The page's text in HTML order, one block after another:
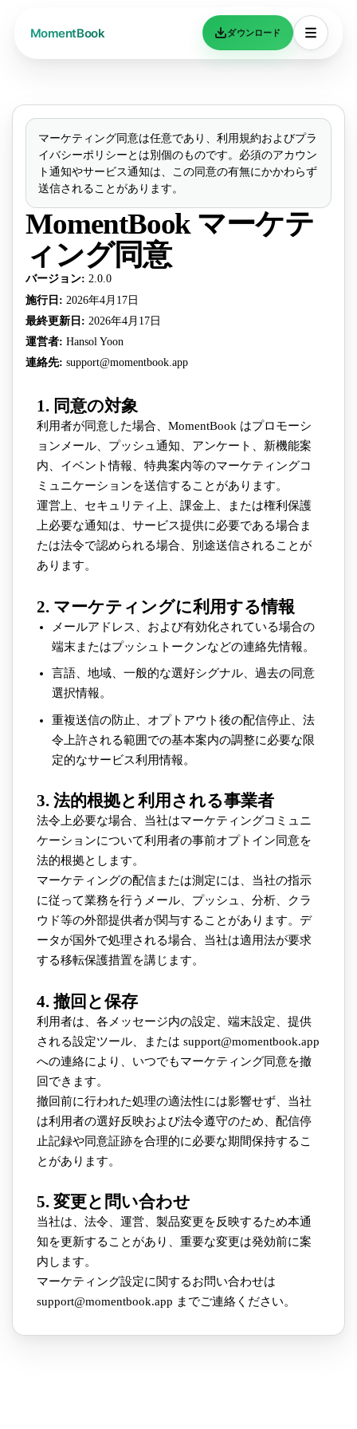
ダウンロード
マーケティング同意は任意であり、利用規約およびプラ
イバシーポリシーとは別個のものです。必須のアカウン
ト通知やサービス通知は、この同意の有無にかかわらず
送信されることがあります。
MomentBook マーケテ
ィング同意
バージョン: 2.0.0
施行日 : 2026年4月17日
最終更新日 : 2026年4月17日
運営者: Hansol Yoon
連絡先: support@momentbook.app
1. 同意の対象
利用者が同意した場合、MomentBook はプロモーシ
ョンメール、プッシュ通知、アンケート、新機能案
内、イベント情報、特典案内等のマーケティングコ
ミュニケーションを送信することがあります。
運営上、セキュリティ上、課金上、または権利保護
上必要な通知は、サービス提供に必要である場合ま
たは法令で認められる場合、別途送信されることが
あります。
2. マーケティングに利用する情報
メールアドレス、および有効化されている場合の
端末またはプッシュトークンなどの連絡先情報。
言語、地域、一般的な選好シグナル、過去の同意
選択情報。
重複送信の防止、オプトアウト後の配信停止、法
令上許される範囲での基本案内の調整に必要な限
定的なサービス利用情報。
3. 法的根拠と利用される事業者
法令上必要な場合、当社はマーケティングコミュニ
ケーションについて利用者の事前オプトイン同意を
法的根拠とします。
マーケティングの配信または測定には、当社の指示
に従って業務を行うメール、プッシュ、分析、クラ
ウド等の外部提供者が関与することがあります。デ
ータが国外で処理される場合、当社は適用法が要求
する移転保護措置を講じます。
4. 撤回と保存
利用者は、各メッセージ内の設定、端末設定、提供
される設定ツール、または support@momentbook.app
への連絡により、いつでもマーケティング同意を撤
回できます。
撤回前に行われた処理の適法性には影響せず、当社
は利用者の選好反映および法令遵守のため、配信停
止記録や同意証跡を合理的に必要な期間保持するこ
とがあります。
5. 変更と問い合わせ
当社は、法令、運営、製品変更を反映するため本通
知を更新することがあり、重要な変更は発効前に案
内します。
マーケティング設定に関するお問い合わせは
support@momentbook.app までご連絡ください。